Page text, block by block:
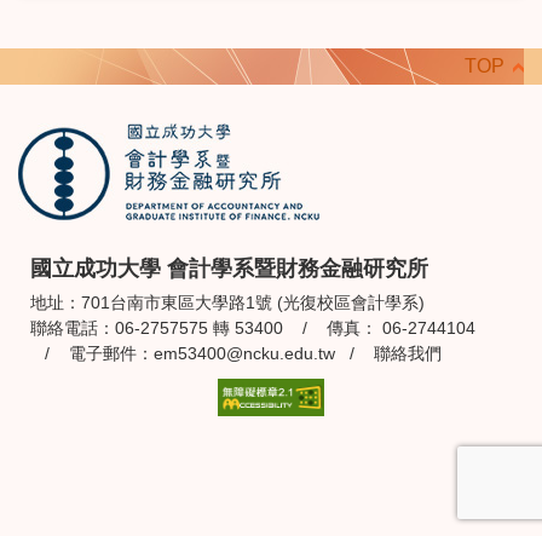
TOP
國立成功大學 會計學系暨財務金融研究所
地址：701台南市東區大學路1號 (光復校區會計學系)
聯絡電話：06-2757575 轉 53400 / 傳真： 06-2744104
/ 電子郵件： em53400@ncku.edu.tw / 聯絡我們